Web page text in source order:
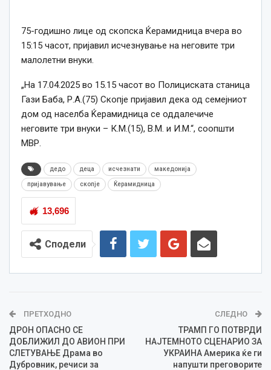
75-годишно лице од скопска Ќерамидница вчера во
15:15 часот, пријавил исчезнување на неговите три
малолетни внуки.
„На 17.04.2025 во 15.15 часот во Полициската станица
Гази Баба, Р.А.(75) Скопје пријавил дека од семејниот
дом од населба Ќерамидница се оддалечиче
неговите три внуки – К.М.(15), В.М. и И.М.“, соопшти
МВР.
дедо деца исчезнати македонија
пријавување скопје Ќерамидница
13,696
Сподели
ПРЕТХОДНО
ДРОН ОПАСНО СЕ
ДОБЛИЖИЛ ДО АВИОН ПРИ
СЛЕТУВАЊЕ Драма во
Дубровник, речиси за
СЛЕДНО
ТРАМП ГО ПОТВРДИ
НАЈТЕМНОТО СЦЕНАРИО ЗА
УКРАИНА Америка ќе ги
напушти преговорите